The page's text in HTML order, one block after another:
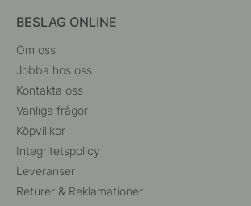
BESLAG ONLINE
Om oss
Jobba hos oss
Kontakta oss
Vanliga frågor
Köpvillkor
Integritetspolicy
Leveranser
Returer & Reklamationer